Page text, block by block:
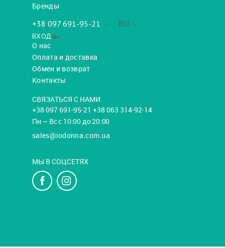
Бренды
RU
+38 097 691-95-21
ВХОД
О нас
Оплата и доставка
Обмен и возврат
Контакты
СВЯЗАТЬСЯ С НАМИ
+38 097 691-95-21 +38 063 314-92-14
Пн — Вс с 10:00 до 20:00
sales@iodonna.com.ua
МЫ В СОЦСЕТЯХ